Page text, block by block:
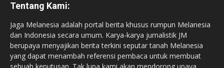
Tentang Kami:
Jaga Melanesia adalah portal berita khusus rumpun Melanesia
dan Indonesia secara umum. Karya-karya jurnalistik JM
berupaya menyajikan berita terkini seputar tanah Melanesia
yang dapat menambah referensi pembaca untuk membuat